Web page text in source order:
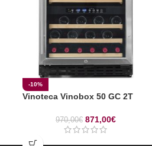
-10%
Vinoteca Vinobox 50 GC 2T
970,00€ 871,00€